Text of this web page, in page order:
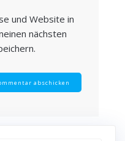
und Website in
nächsten